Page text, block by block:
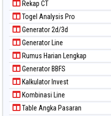
Paito Warna Pcso
Paito Warna Pennsylvania Day
Paito Warna Sao Paulo
Paito Warna Singapore
Paito Warna Sydney
Paito Warna Sydney Lottery
Paito Warna Sydney Lottery 6d
Paito Warna Sydney Lotto
Paito Warna Sydney Pools 6d
Rekap CT
Togel Analysis Pro
Generator 2d/3d
Generator Line
Rumus Harian Lengkap
Generator BBFS
Kalkulator Invest
Kombinasi Line
Table Angka Pasaran